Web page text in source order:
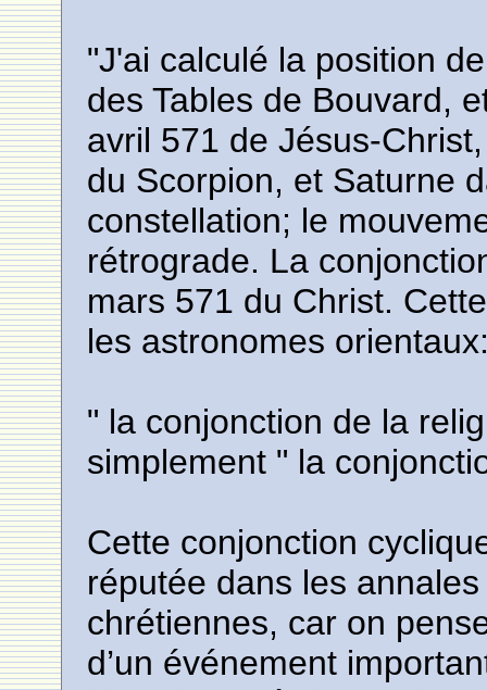
"J'ai calculé la position
des Tables de Bouvard,
avril 571 de Jésus-
du Scorpion, et Saturne
constellation; le
rétrograde. La
mars 571 du Christ.
les astronomes
" la conjonction de la
simplement " la
Cette conjonction
réputée dans les
chrétiennes, car on
d’un événement